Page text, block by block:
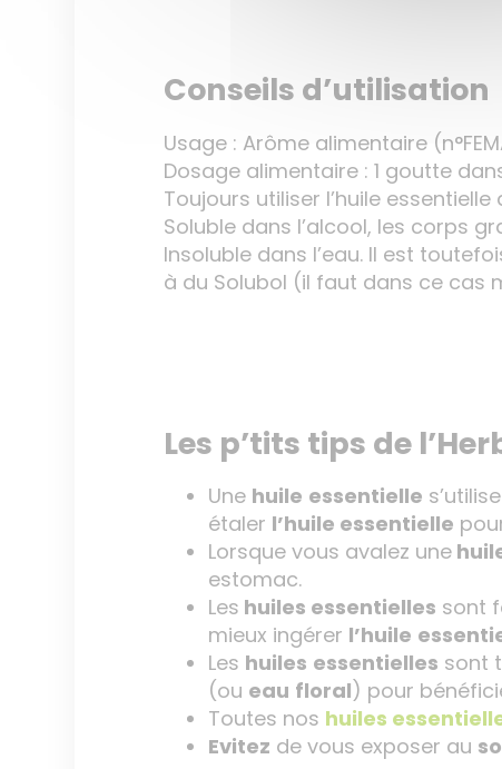
Conseils d’utilisation
Usage : Arôme alimentaire
Dosage alimentaire : 1 goutte
Toujours utiliser l’huile
Soluble dans l’alcool, les corps
Insoluble dans l’eau. Il est
à du Solubol (il faut dans ce cas
Les p’tits tips de
Une huile essentielle
étaler l’huile essentielle
Lorsque vous avalez une
estomac.
Les huiles essentielles sont
mieux ingérer l’huile
Les huiles essentielles sont
(ou eau floral) pour
Toutes nos huiles
Evitez de vous exposer au